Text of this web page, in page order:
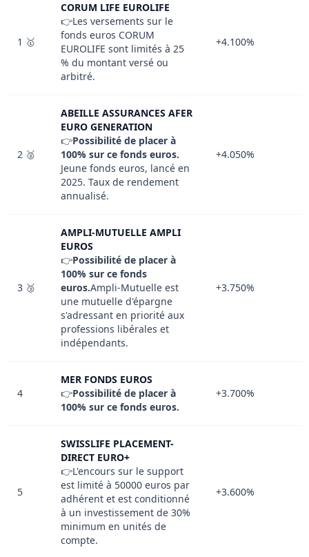
1 🥇
CORUM LIFE EUROLIFE
👉Les versements sur le
fonds euros CORUM
EUROLIFE sont limités à 25
% du montant versé ou
arbitré.
+4.100%
2 🥈
ABEILLE ASSURANCES AFER
EURO GENERATION
👉Possibilité de placer à
100% sur ce fonds euros.
Jeune fonds euros, lancé en
2025. Taux de rendement
annualisé.
+4.050%
3 🥉
AMPLI-MUTUELLE AMPLI
EUROS
👉Possibilité de placer à
100% sur ce fonds
euros.Ampli-Mutuelle est
une mutuelle d'épargne
s'adressant en priorité aux
professions libérales et
indépendants.
+3.750%
4
MER FONDS EUROS
👉Possibilité de placer à
100% sur ce fonds euros.
+3.700%
5
SWISSLIFE PLACEMENT-
DIRECT EURO+
👉L'encours sur le support
est limité à 50000 euros par
adhérent et est conditionné
à un investissement de 30%
minimum en unités de
compte.
+3.600%